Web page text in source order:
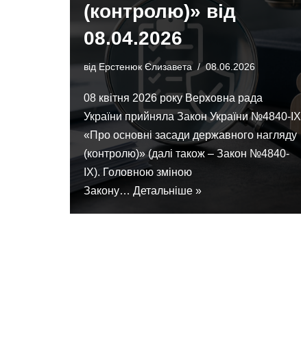
(контролю)» від
08.04.2026
від Ерстенюк Єлизавета 08.06.2026
08 квітня 2026 року Верховна рада
України прийняла Закон України №4840-IX
«Про основні засади державного нагляду
(контролю)» (далі також – Закон №4840-
IX). Головною зміною
Закону… Детальніше »